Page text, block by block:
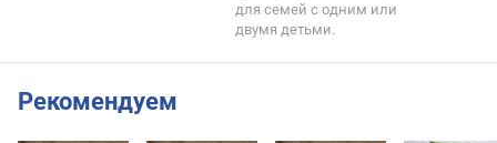
для семей с одним или
двумя детьми.
Рекомендуем